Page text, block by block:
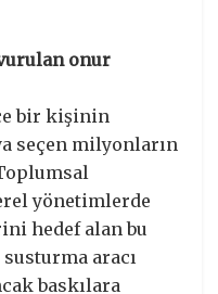
onur
bir kişinin
seçen milyonların
yönetimlerde
hedef alan bu
aracı
baskılara